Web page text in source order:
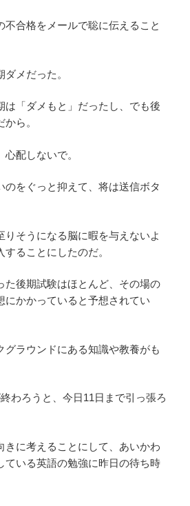
合格をメールで聡に伝えること
だった。
ダメもと」だったし、でも後
ら。
しないで。
のをぐっと抑えて、将は送信ボタ
りそうになる脳に暇を与えないよ
ることにしたのだ。
た後期試験はほとんど、その場の
にかかっていると予想されてい
グラウンドにある知識や教養がも
わろうと、今日11日まで引っ張ろ
きに考えることにして、あいかわ
ている英語の勉強に昨日の待ち時